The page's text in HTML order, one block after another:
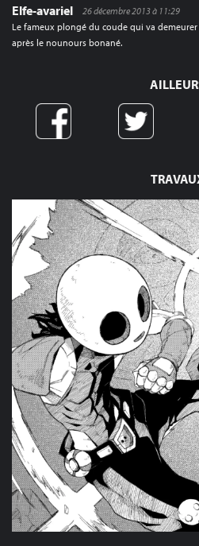
Elfe-avariel
26 décembre 2013 à 11:29
Le fameux plongé du coude qui va
après le nounours bonané.